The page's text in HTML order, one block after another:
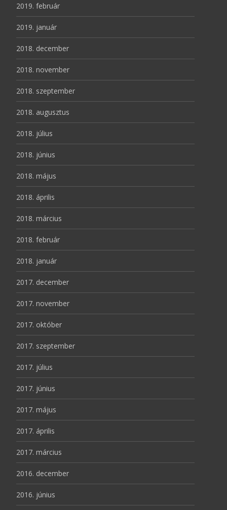
2019. február
2019. január
2018. december
2018. november
2018. szeptember
2018. augusztus
2018. július
2018. június
2018. május
2018. április
2018. március
2018. február
2018. január
2017. december
2017. november
2017. október
2017. szeptember
2017. július
2017. június
2017. május
2017. április
2017. március
2016. december
2016. június